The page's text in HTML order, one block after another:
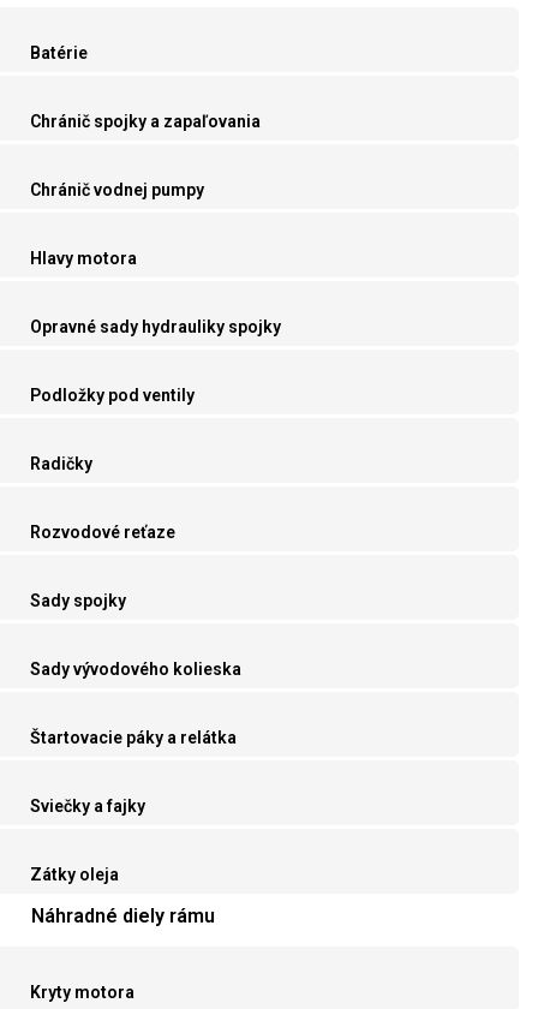
Batérie
Chránič spojky a zapaľovania
Chránič vodnej pumpy
Hlavy motora
Opravné sady hydrauliky spojky
Podložky pod ventily
Radičky
Rozvodové reťaze
Sady spojky
Sady vývodového kolieska
Štartovacie páky a relátka
Sviečky a fajky
Zátky oleja
Náhradné diely rámu
Kryty motora